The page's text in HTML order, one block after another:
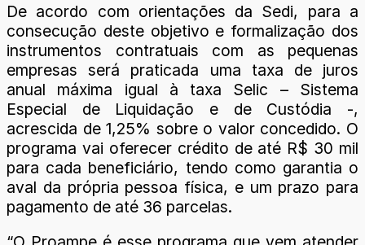
De acordo com orientações da Sedi, para a
consecução deste objetivo e formalização dos
instrumentos contratuais com as pequenas
empresas será praticada uma taxa de juros
anual máxima igual à taxa Selic – Sistema
Especial de Liquidação e de Custódia -,
acrescida de 1,25% sobre o valor concedido. O
programa vai oferecer crédito de até R$ 30 mil
para cada beneficiário, tendo como garantia o
aval da própria pessoa física, e um prazo para
pagamento de até 36 parcelas.